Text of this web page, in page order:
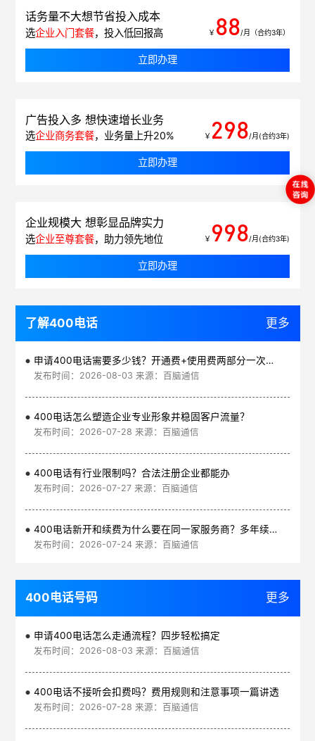
话务量不大想节省投入成本
选企业入门套餐，投入低回报高 ￥ 88/月（合约3年）
立即办理
广告投入多 想快速增长业务
选企业商务套餐，业务量上升20% ￥ 298/月(合约3年)
立即办理
企业规模大 想彰显品牌实力
选企业至尊套餐，助力领先地位 ￥ 998/月(合约3年)
立即办理
了解400电话 更多
申请400电话需要多少钱？开通费+使用费两部分一次讲清
发布时间：2026-08-03 来源：百脑通信
400电话怎么塑造企业专业形象并稳固客户流量？
发布时间：2026-07-28 来源：百脑通信
400电话有行业限制吗？合法注册企业都能办
发布时间：2026-07-27 来源：百脑通信
400电话新开和续费为什么要在同一家服务商？多年续费更划算
发布时间：2026-07-24 来源：百脑通信
400电话号码 更多
申请400电话怎么走通流程？四步轻松搞定
发布时间：2026-08-03 来源：百脑通信
400电话不接听会扣费吗？费用规则和注意事项一篇讲透
发布时间：2026-07-28 来源：百脑通信